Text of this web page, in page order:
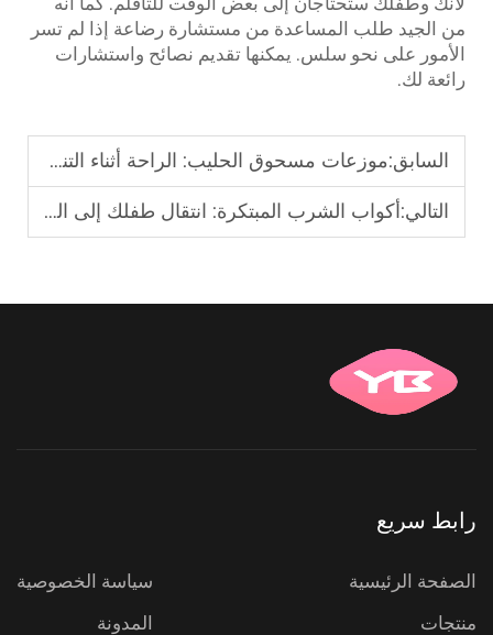
من الجيد طلب المساعدة من مستشارة رضاعة إذا لم تسر
الأمور على نحو سلس. يمكنها تقديم نصائح واستشارات
رائعة لك.
السابق:موزعات مسحوق الحليب: الراحة أثناء التنقّل
التالي:أكواب الشرب المبتكرة: انتقال طفلك إلى الشرب المستقل
رابط سريع
الصفحة الرئيسية
منتجات
سياسة الخصوصية
المدونة